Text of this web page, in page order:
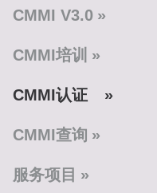
CMMI V3.0
CMMI培训
CMMI认证
CMMI查询
服务项目